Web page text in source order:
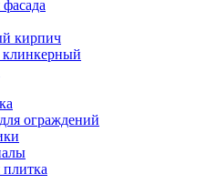
кирпич
ограждений
плитка